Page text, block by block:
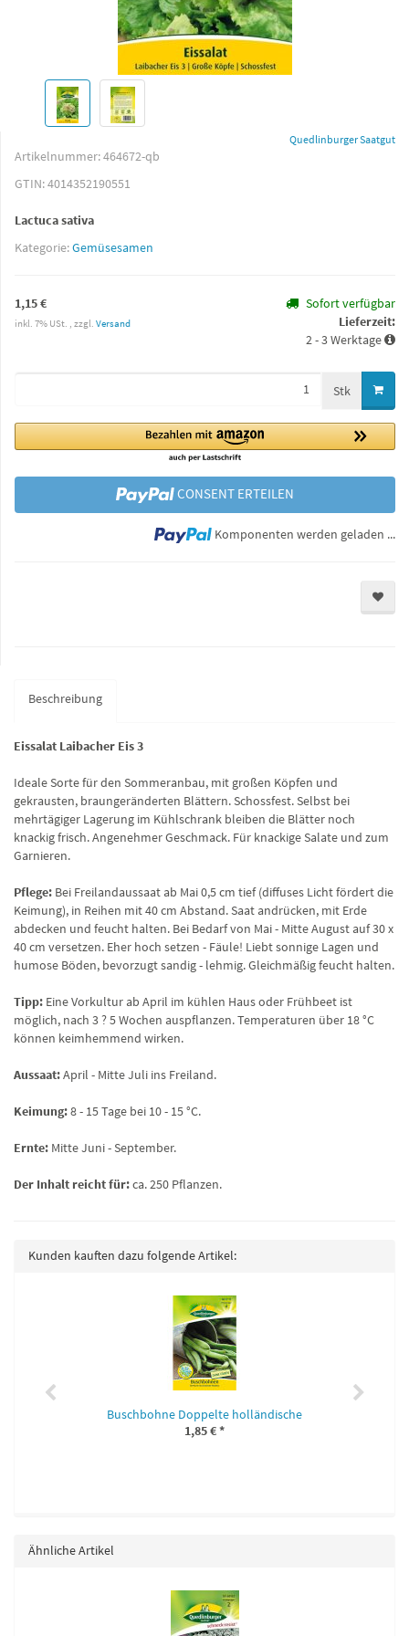
Quedlinburger Saatgut
Artikelnummer:464672-qb
GTIN:4014352190551
Lactuca sativa
Kategorie:Gemüsesamen
1,15 €
inkl. 7% USt. , zzgl. Versand
Sofort verfügbar
Lieferzeit:
2 - 3 Werktage
Stk
CONSENT ERTEILEN
Komponenten werden geladen ...
Beschreibung
Eissalat Laibacher Eis 3
Ideale Sorte für den Sommeranbau, mit großen Köpfen und
gekrausten, braungeränderten Blättern. Schossfest. Selbst bei
mehrtägiger Lagerung im Kühlschrank bleiben die Blätter noch
knackig frisch. Angenehmer Geschmack. Für knackige Salate und zum
Garnieren.
Pflege: Bei Freilandaussaat ab Mai 0,5 cm tief (diffuses Licht fördert die
Keimung), in Reihen mit 40 cm Abstand. Saat andrücken, mit Erde
abdecken und feucht halten. Bei Bedarf von Mai - Mitte August auf 30 x
40 cm versetzen. Eher hoch setzen - Fäule! Liebt sonnige Lagen und
humose Böden, bevorzugt sandig - lehmig. Gleichmäßig feucht halten.
Tipp: Eine Vorkultur ab April im kühlen Haus oder Frühbeet ist
möglich, nach 3 ? 5 Wochen auspflanzen. Temperaturen über 18 °C
können keimhemmend wirken.
Aussaat:April - Mitte Juli ins Freiland.
Keimung:8 - 15 Tage bei 10 - 15 °C.
Ernte: Mitte Juni - September.
Der Inhalt reicht für:ca. 250 Pflanzen.
Kunden kauften dazu folgende Artikel:
Buschbohne Doppelte holländische
1,85 €*
Ähnliche Artikel